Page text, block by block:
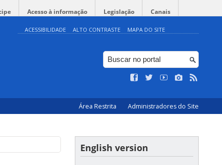
Acesso à informação Legislação Canais
ACESSIBILIDADE ALTO CONTRASTE MAPA DO SITE
Área Restrita Administradores do Site
English version